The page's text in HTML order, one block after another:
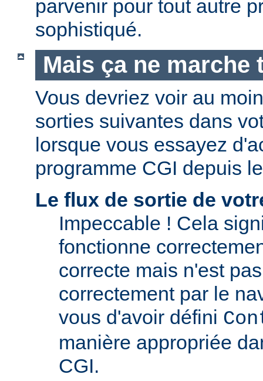
parvenir pour tout autre
sophistiqué.
Mais ça ne marche
Vous devriez voir au
sorties suivantes dans
lorsque vous essayez
programme CGI depuis
Le flux de sortie de
Impeccable ! Cela
fonctionne
correcte mais n'est
correctement par le
vous d'avoir défini
manière appropriée
CGI.